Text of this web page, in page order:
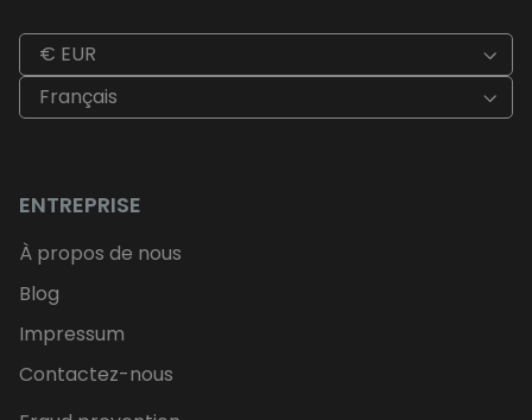
€ EUR
Français
ENTREPRISE
À propos de nous
Blog
Impressum
Contactez-nous